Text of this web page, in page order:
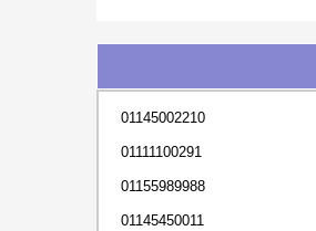
01145002210
01111100291
01155989988
01145450011